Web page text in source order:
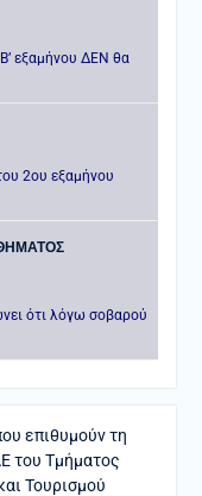
εξαμήνου ΔΕΝ θα
2ου εξαμήνου
ότι λόγω σοβαρού
επιθυμούν τη
του Τμήματος
Τουρισμού